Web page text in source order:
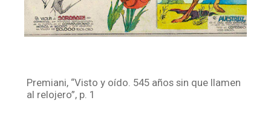
Premiani, “Visto y oído. 545 años sin que llamen
al relojero”, p. 1